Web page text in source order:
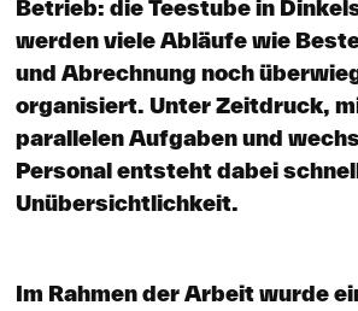
Betrieb: die Teestube in
werden viele Abläufe wie
und Abrechnung noch
organisiert. Unter Zeitdruck,
parallelen Aufgaben und
Personal entsteht dabei
Unübersichtlichkeit.
Im Rahmen der Arbeit wurde